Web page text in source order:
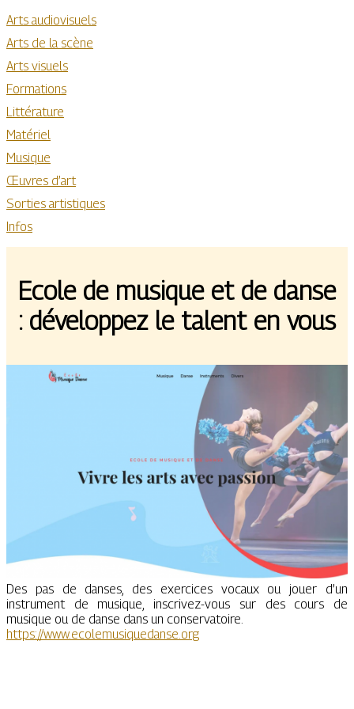
Arts audiovisuels
Arts de la scène
Arts visuels
Formations
Littérature
Matériel
Musique
Œuvres d’art
Sorties artistiques
Infos
Ecole de musique et de danse
: développez le talent en vous
Des pas de danses, des exercices vocaux ou jouer d’un
instrument de musique, inscrivez-vous sur des cours de
musique ou de danse dans un conservatoire.
https://www.ecolemusiquedanse.org